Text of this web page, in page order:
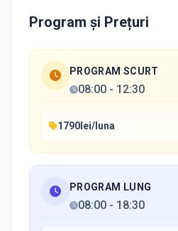
Program și Prețuri
PROGRAM SCURT
08:00 - 12:30
1790lei/luna
PROGRAM LUNG
08:00 - 18:30